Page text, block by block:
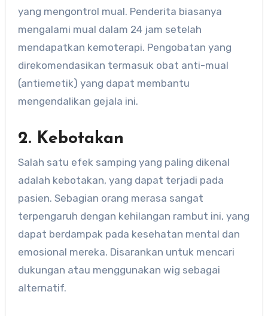
yang mengontrol mual. Penderita biasanya
mengalami mual dalam 24 jam setelah
mendapatkan kemoterapi. Pengobatan yang
direkomendasikan termasuk obat anti-mual
(antiemetik) yang dapat membantu
mengendalikan gejala ini.
2. Kebotakan
Salah satu efek samping yang paling dikenal
adalah kebotakan, yang dapat terjadi pada
pasien. Sebagian orang merasa sangat
terpengaruh dengan kehilangan rambut ini, yang
dapat berdampak pada kesehatan mental dan
emosional mereka. Disarankan untuk mencari
dukungan atau menggunakan wig sebagai
alternatif.